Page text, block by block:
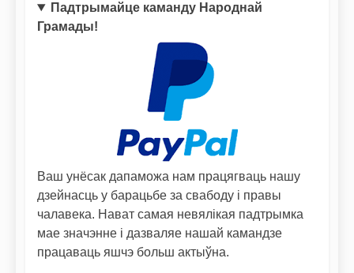
Падтрымайце каманду Народнай
Грамады!
Ваш унёсак дапаможа нам працягваць нашу
дзейнасць у барацьбе за свабоду і правы
чалавека. Нават самая невялікая падтрымка
мае значэнне і дазваляе нашай камандзе
працаваць яшчэ больш актыўна.